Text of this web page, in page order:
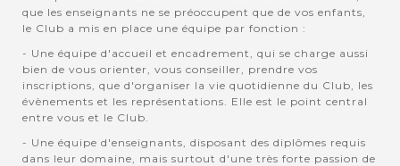
que les enseignants ne se préoccupent que de vos enfants,
le Club a mis en place une équipe par fonction :
- Une équipe d'accueil et encadrement, qui se charge aussi
bien de vous orienter, vous conseiller, prendre vos
inscriptions, que d'organiser la vie quotidienne du Club, les
évènements et les représentations. Elle est le point central
entre vous et le Club.
- Une équipe d'enseignants, disposant des diplômes requis
dans leur domaine, mais surtout d'une très forte passion de